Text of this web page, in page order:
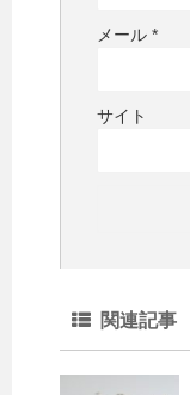
メール *
サイト
関連記事